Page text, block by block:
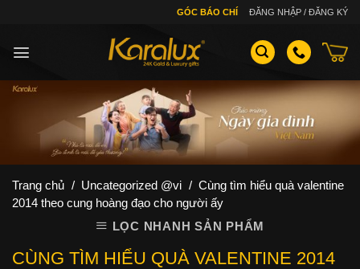
GÓC BÁO CHÍ ĐĂNG NHẬP / ĐĂNG KÝ
Trang chủ / Uncategorized @vi / Cùng tìm hiểu quà valentine
2014 theo cung hoàng đạo cho người ấy
LỌC NHANH SẢN PHẨM
CÙNG TÌM HIỂU QUÀ VALENTINE 2014